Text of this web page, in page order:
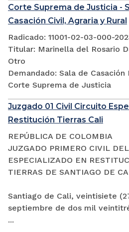
Corte Suprema de Justicia -
Casación Civil, Agraria y Rural
Radicado: 11001-02-03-000-
Titular: Marinella del Rosario
Otro
Demandado: Sala de Casación
Corte Suprema de Justicia
Juzgado 01 Civil Circuito
Restitución Tierras Cali
REPÚBLICA DE COLOMBIA
JUZGADO PRIMERO CIVIL
ESPECIALIZADO EN
TIERRAS DE SANTIAGO DE
Santiago de Cali, veintisiete
septiembre de dos mil
...